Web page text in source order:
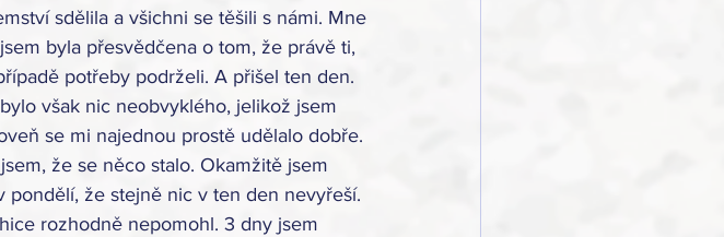
sdělila a všichni se těšili s námi. Mne
byla přesvědčena o tom, že právě ti,
potřeby podrželi. A přišel ten den.
však nic neobvyklého, jelikož jsem
se mi najednou prostě udělalo dobře.
že se něco stalo. Okamžitě jsem
že stejně nic v ten den nevyřeší.
rozhodně nepomohl. 3 dny jsem